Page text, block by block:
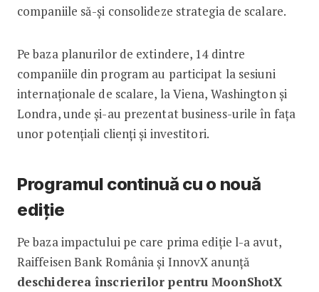
companiile să-și consolideze strategia de scalare.
Pe baza planurilor de extindere, 14 dintre
companiile din program au participat la sesiuni
internaționale de scalare, la Viena, Washington și
Londra, unde și-au prezentat business-urile în fața
unor potențiali clienți și investitori.
Programul continuă cu o nouă
ediție
Pe baza impactului pe care prima ediție l-a avut,
Raiffeisen Bank România și InnovX anunță
deschiderea înscrierilor pentru MoonShotX